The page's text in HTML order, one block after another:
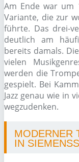
Am Ende war um
Variante, die zur
führte. Das drei-
deutlich am
bereits damals. Die
vielen
werden die
gespielt. Bei
Jazz genau wie in
wegzudenken.
MODERNER
IN